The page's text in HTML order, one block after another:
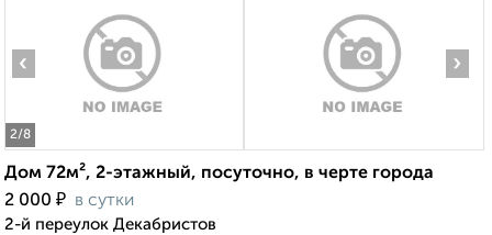
2/8
‹ ›
Дом 72м², 2-этажный, посуточно, в черте города
2 000 ₽ в сутки
2-й переулок Декабристов